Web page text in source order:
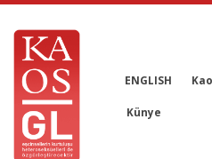
ENGLISH
Künye